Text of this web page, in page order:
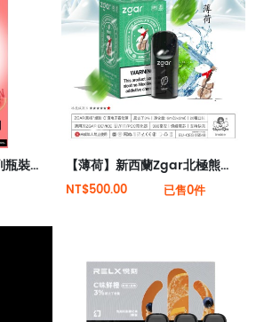
台灣現貨 DIYA叮啞系列瓶裝煙油30ML/小煙主機專用 【薄荷】新西蘭Zgar北極熊煙彈（適配RELX 5代4代煙桿）
NT$500.00 已售0件